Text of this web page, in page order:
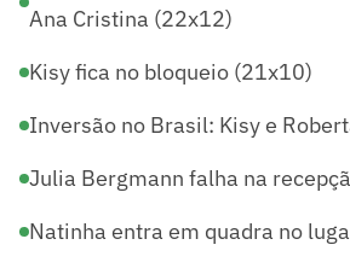
Ana Cristina (22x12)
Kisy fica no bloqueio (21x10)
Inversão no Brasil: Kisy e
Julia Bergmann falha na
Natinha entra em quadra no